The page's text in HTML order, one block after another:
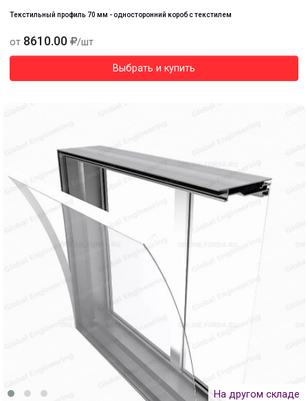
Текстильный профиль 70 мм - односторонний короб с текстилем
от 8610.00 /шт
Выбрать и купить
На другом складе